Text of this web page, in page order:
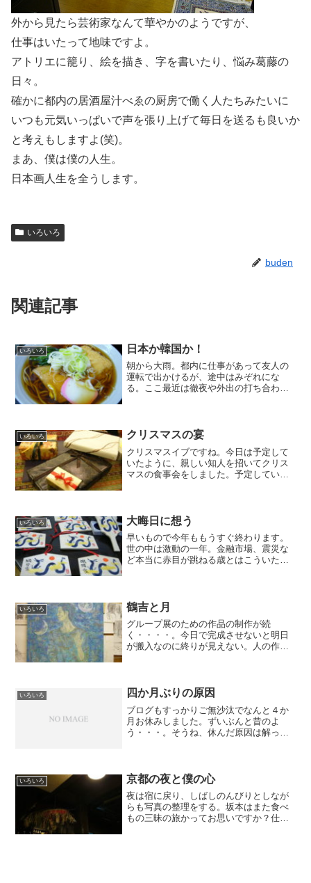
外から見たら芸術家なんて華やかのようですが、
仕事はいたって地味ですよ。
アトリエに籠り、絵を描き、字を書いたり、悩み葛藤の
日々。
確かに都内の居酒屋汁べゑの厨房で働く人たちみたいに
いつも元気いっぱいで声を張り上げて毎日を送るも良いか
と考えもしますよ(笑)。
まあ、僕は僕の人生。
日本画人生を全うします。
いろいろ
buden
関連記事
いろいろ 日本か韓国か！
朝から大雨。都内に仕事があって友人の
運転で出かけるが、途中はみぞれにな
る。ここ最近は徹夜や外出の打ち合わせ
ン店の日本蕎麦屋に寄った。...
いろいろ クリスマスの宴
クリスマスイブですね。今日は予定して
いたように、親しい知人を招いてクリス
マスの食事会をしました。予定していた
が家の横は『石村様』とか...
いろいろ 大晦日に想う
早いもので今年ももうすぐ終わります。
世の中は激動の一年。金融市場、震災な
ど本当に赤目が跳ねる歳とはこういたこ
ず、体調もこわしました。そ...
いろいろ 鶴吉と月
グループ展のための作品の制作が続
く・・・・。今日で完成させないと明日
が搬入なのに終りが見えない。人の作品
の食事会を兼ねた会合が５時半...
いろいろ 四か月ぶりの原因
ブログもすっかりご無沙汰でなんと４か
月お休みしました。ずいぶんと昔のよ
う・・・。そうね、休んだ原因は解って
ログ以...
いろいろ 京都の夜と僕の心
夜は宿に戻り、しばしのんびりとしなが
らも写真の整理をする。坂本はまた食べ
もの三昧の旅かってお思いですか？仕事